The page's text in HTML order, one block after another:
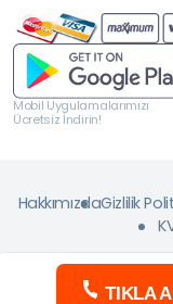
Mobil Uygulamalarımızı
Ücretsiz İndirin!
HakkımızdaGizlilik
TIKLA